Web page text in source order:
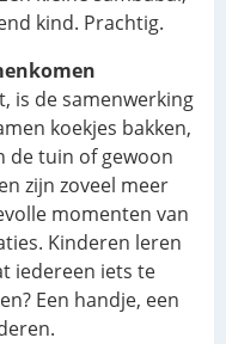
kind. Prachtig.
is de samenwerking
koekjes bakken,
de tuin of gewoon
zijn zoveel meer
momenten van
Kinderen leren
iedereen iets te
Een handje, een